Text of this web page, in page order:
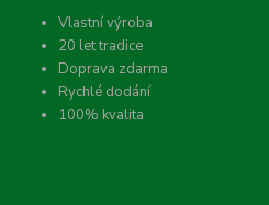
Vlastní výroba
20 let tradice
Doprava zdarma
Rychlé dodání
100% kvalita